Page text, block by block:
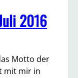
2016
Motto der
mit mir in